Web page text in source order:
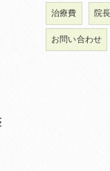
治療費 院
お問い合わせ